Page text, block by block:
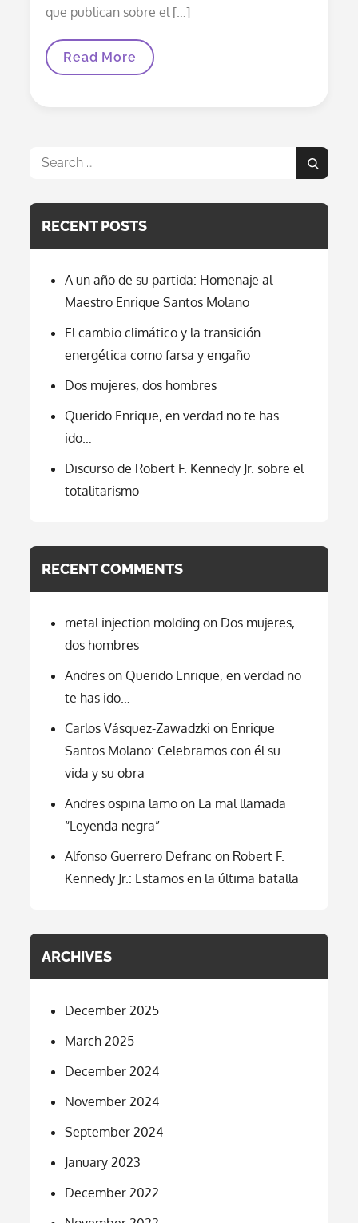
que publican sobre el […]
Todo
Sobre
Es
Una
Mentira
Read More
Search
Search
RECENT POSTS
A un año de su partida: Homenaje al
Maestro Enrique Santos Molano
El cambio climático y la transición
energética como farsa y engaño
Dos mujeres, dos hombres
Querido Enrique, en verdad no te has
ido…
Discurso de Robert F. Kennedy Jr. sobre el
totalitarismo
RECENT COMMENTS
metal injection molding on Dos mujeres,
dos hombres
Andres on Querido Enrique, en verdad no
te has ido…
Carlos Vásquez-Zawadzki on Enrique
Santos Molano: Celebramos con él su
vida y su obra
Andres ospina lamo on La mal llamada
“Leyenda negra”
Alfonso Guerrero Defranc on Robert F.
Kennedy Jr.: Estamos en la última batalla
ARCHIVES
December 2025
March 2025
December 2024
November 2024
September 2024
January 2023
December 2022